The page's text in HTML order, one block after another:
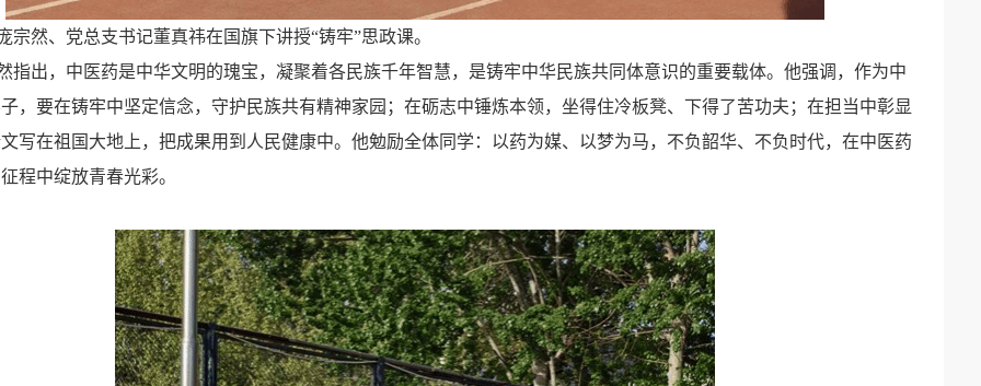
宗然、党总支书记董真祎在国旗下讲授“铸牢”思政课。
指出，中医药是中华文明的瑰宝，凝聚着各民族千年智慧，是铸牢中华民族共同体意识的重要载体。他强调，作为中
，要在铸牢中坚定信念，守护民族共有精神家园；在砺志中锤炼本领，坐得住冷板凳、下得了苦功夫；在担当中彰显
写在祖国大地上，把成果用到人民健康中。他勉励全体同学：以药为媒、以梦为马，不负韶华、不负时代，在中医药
程中绽放青春光彩。